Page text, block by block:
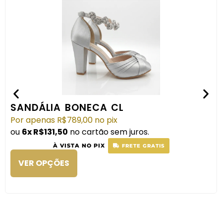
SANDÁLIA BONECA CL
Por apenas R$789,00 no pix
ou 6xR$131,50 no cartão sem juros.
À VISTA NO PIX FRETE GRATIS
VER OPÇÕES